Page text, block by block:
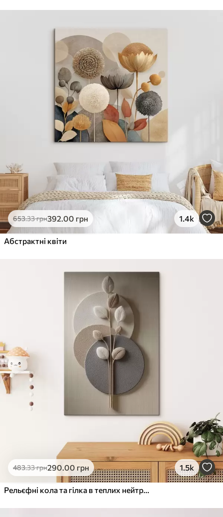
Від290.00грн
Яскраві, насичені кольори
Стійкість до вицвітання
Безпечне чорнило без запаху
Поверхня з текстурою полотна
Екологічний матеріал
грн
Яскраві, насичені кольори
Стійкість до вицвітання
✓ Поверхня з текстурою полотна
✗ Екологічний матеріал
Еко-Преміум
.00грн
✓Яскраві, насичені кольори
Поверхня з текстурою полотна
653.33грн392.00 грн 1.4k
Абстрактні квіти
483.33грн290.00 грн 1.5k
Рельєфні кола та гілка в теплих нейтральних тонах